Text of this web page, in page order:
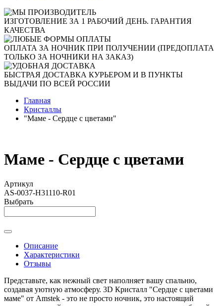
ИЗГОТОВЛЕНИЕ ЗА 1 РАБОЧИЙ ДЕНЬ. ГАРАНТИЯ
КАЧЕСТВА
ОПЛАТА ЗА НОЧНИК ПРИ ПОЛУЧЕНИИ (ПРЕДОПЛАТА
ТОЛЬКО ЗА НОЧНИКИ НА ЗАКАЗ)
БЫСТРАЯ ДОСТАВКА КУРЬЕРОМ И В ПУНКТЫ
ВЫДАЧИ ПО ВСЕЙ РОССИИ
Главная
Кристаллы
"Маме - Сердце с цветами"
Маме - Сердце с цветами
Артикул
AS-0037-H31110-R01
Выбрать
Описание
Характеристики
Отзывы
Представьте, как нежный свет наполняет вашу спальню,
создавая уютную атмосферу. 3D Кристалл "Сердце с цветами
маме" от Amstek - это не просто ночник, это настоящий